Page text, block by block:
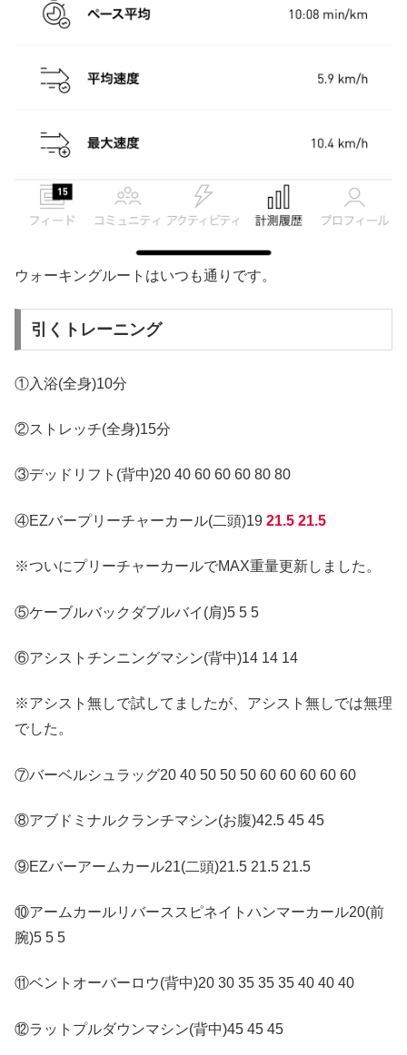
ウォーキングルートはいつも通りです。
引くトレーニング
①入浴(全身)10分
②ストレッチ(全身)15分
③デッドリフト(背中)20 40 60 60 60 80 80
④EZバープリーチャーカール(二頭)19 21.5 21.5
※ついにプリーチャーカールでMAX重量更新しました。
⑤ケーブルバックダブルバイ(肩)5 5 5
⑥アシストチンニングマシン(背中)14 14 14
※アシスト無しで試してましたが、アシスト無しでは無理
でした。
⑦バーベルシュラッグ20 40 50 50 50 60 60 60 60 60
⑧アブドミナルクランチマシン(お腹)42.5 45 45
⑨EZバーアームカール21(二頭)21.5 21.5 21.5
⑩アームカールリバーススピネイトハンマーカール20(前
腕)5 5 5
⑪ベントオーバーロウ(背中)20 30 35 35 35 40 40 40
⑫ラットプルダウンマシン(背中)45 45 45